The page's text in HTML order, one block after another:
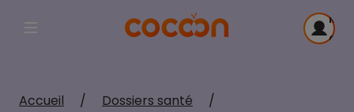
Afficher la navigation principale
Me
Accueil / Dossiers santé
/